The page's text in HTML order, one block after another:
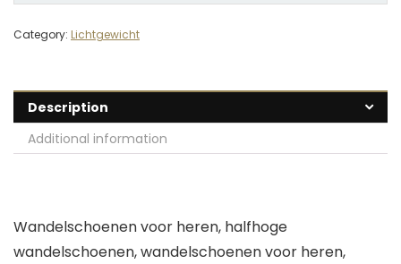
Category: Lichtgewicht
Description
Additional information
Wandelschoenen voor heren, halfhoge
wandelschoenen, wandelschoenen voor heren,